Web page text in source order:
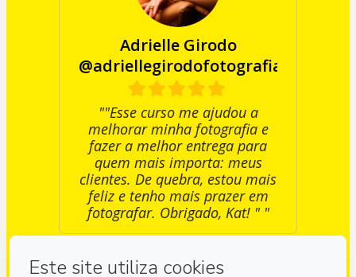
Adrielle Girodo
@adriellegirodofotografia)
""Esse curso me ajudou a
melhorar minha fotografia e
fazer a melhor entrega para
quem mais importa: meus
clientes. De quebra, estou mais
feliz e tenho mais prazer em
fotografar. Obrigado, Kat! " "